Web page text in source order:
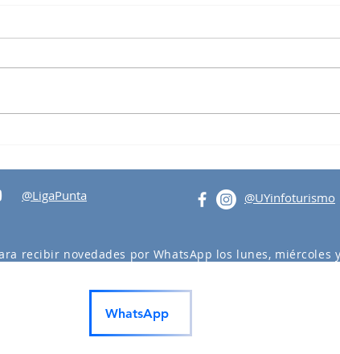
@LigaPunta @UYinfoturismo
recibir novedades por WhatsApp los lunes, miércoles
WhatsApp